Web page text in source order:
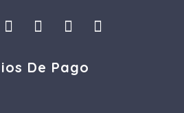
L
i
k
F
a
e
P
i
t
T
i
De Pago